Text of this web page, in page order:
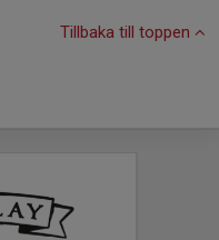
Tillbaka till toppen